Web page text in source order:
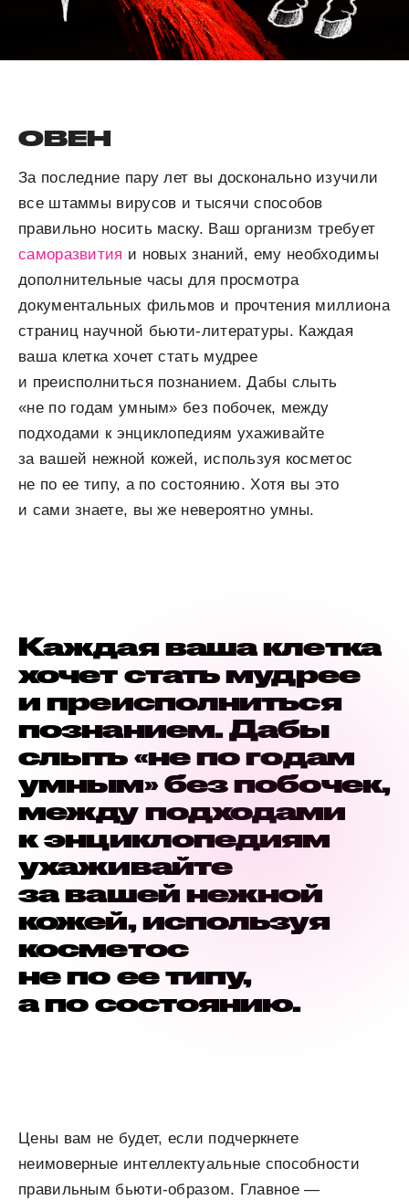
ОВЕН
За последние пару лет вы досконально изучили
все штаммы вирусов и тысячи способов
правильно носить маску. Ваш организм требует
саморазвития и новых знаний, ему необходимы
дополнительные часы для просмотра
документальных фильмов и прочтения миллиона
страниц научной бьюти-литературы. Каждая
ваша клетка хочет стать мудрее
и преисполниться познанием. Дабы слыть
«не по годам умным» без побочек, между
подходами к энциклопедиям ухаживайте
за вашей нежной кожей, используя косметос
не по ее типу, а по состоянию. Хотя вы это
и сами знаете, вы же невероятно умны.
Каждая ваша клетка
хочет стать мудрее
и преисполниться
познанием. Дабы
слыть «не по годам
умным» без побочек,
между подходами
к энциклопедиям
ухаживайте
за вашей нежной
кожей, используя
косметос
не по ее типу,
а по состоянию.
Цены вам не будет, если подчеркнете
неимоверные интеллектуальные способности
правильным бьюти-образом. Главное —